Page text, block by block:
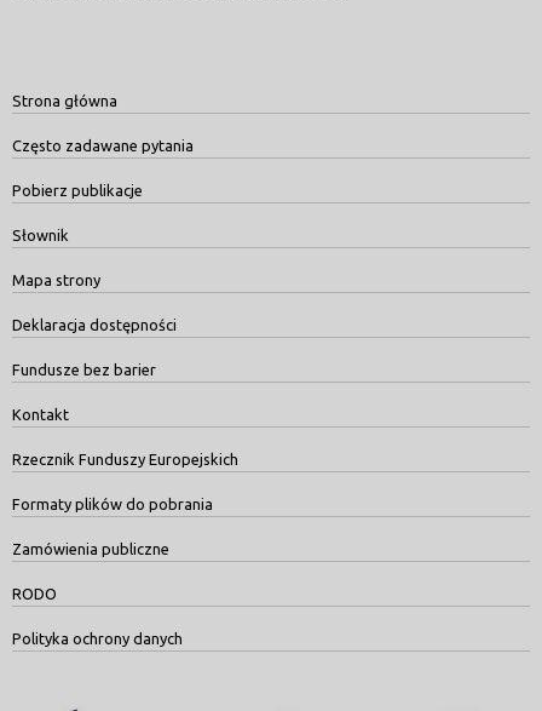
Strona główna
Często zadawane pytania
Pobierz publikacje
Słownik
Mapa strony
Deklaracja dostępności
Fundusze bez barier
Kontakt
Rzecznik Funduszy Europejskich
Formaty plików do pobrania
Zamówienia publiczne
RODO
Polityka ochrony danych